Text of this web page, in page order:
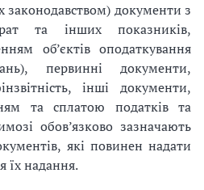
законодавством) документи з
та інших показників,
об’єктів оподаткування
первинні документи,
інші документи,
та сплатою податків та
обов’язково зазначають
які повинен надати
їх надання.